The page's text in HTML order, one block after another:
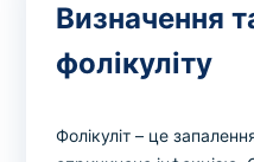
Визначення
фолікуліту
Фолікуліт – це
Оформити
запишіться до